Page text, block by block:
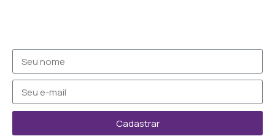
Cadastrar